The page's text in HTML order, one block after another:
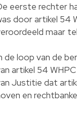
eerste rechter
door artikel 54
maar
de loop van de
artikel 54
Justitie dat
en